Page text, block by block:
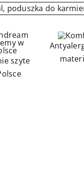
szyte